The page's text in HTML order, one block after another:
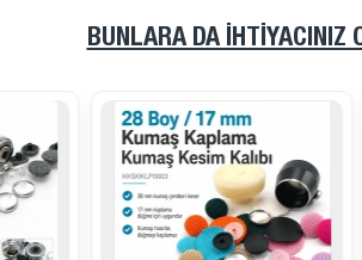
BUNLARA DA İHTIYACINIZ